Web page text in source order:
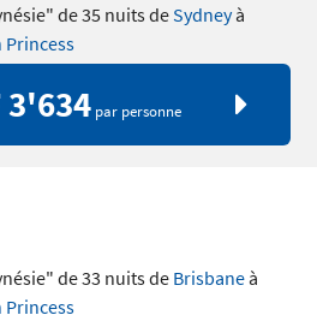
de 35 nuits deSydneyà
Princess
3'634par personne
de 33 nuits de Brisbaneà
Princess